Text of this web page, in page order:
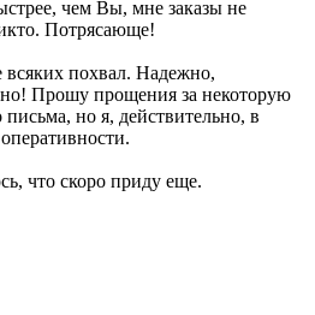
чем Вы, мне заказы не
Потрясающе!
похвал. Надежно,
Прошу прощения за некоторую
письма, но я, действительно, в
что скоро приду еще.